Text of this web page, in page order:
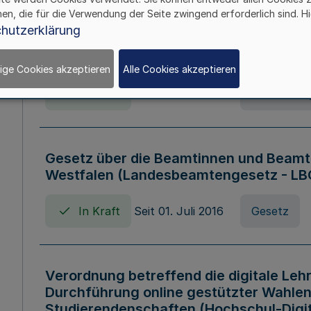
Verordnung über die
Nordrhein-Westfalen
Gesetz über die Beamtinnen und
Westfalen (Landesbeamtengesetz -
In Kraft Seit 01. Juli 2016 Gesetz
Verordnung betreffend die digitale
Durchführung online gestützter
die für die Verwendung der Seite zwingend erforderlich sind.
Cookies akzeptieren Alle Cookies akzeptieren